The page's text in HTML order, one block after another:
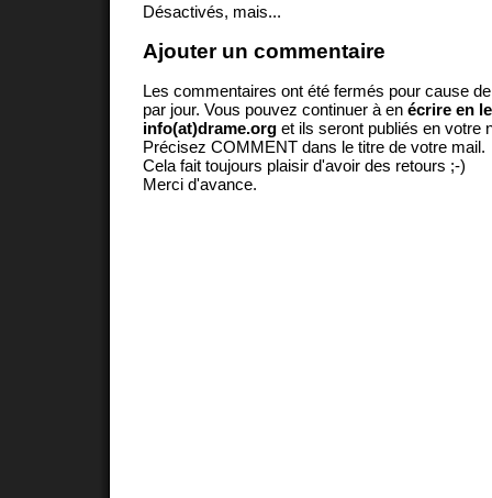
Désactivés, mais...
Ajouter un commentaire
Les commentaires ont été fermés pour cause
par jour. Vous pouvez continuer à en écrire en
info(at)drame.org et ils seront publiés en votre
Précisez COMMENT dans le titre de votre mail.
Cela fait toujours plaisir d'avoir des retours ;-)
Merci d'avance.